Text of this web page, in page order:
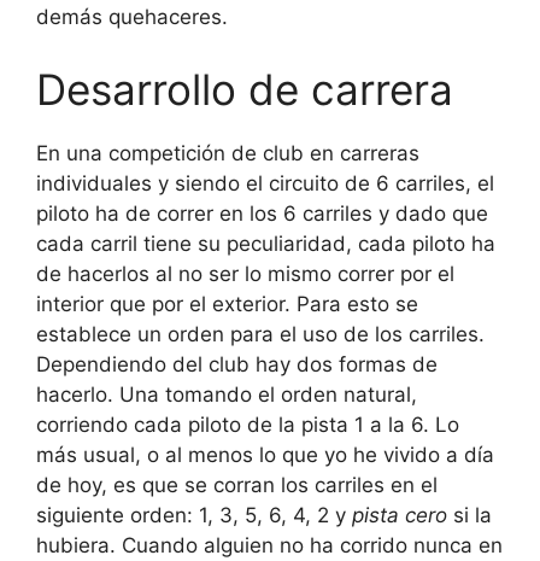
demás quehaceres.
Desarrollo de carrera
En una competición de club en carreras
individuales y siendo el circuito de 6 carriles, el
piloto ha de correr en los 6 carriles y dado que
cada carril tiene su peculiaridad, cada piloto ha
de hacerlos al no ser lo mismo correr por el
interior que por el exterior. Para esto se
establece un orden para el uso de los carriles.
Dependiendo del club hay dos formas de
hacerlo. Una tomando el orden natural,
corriendo cada piloto de la pista 1 a la 6. Lo
más usual, o al menos lo que yo he vivido a día
de hoy, es que se corran los carriles en el
siguiente orden: 1, 3, 5, 6, 4, 2 y pista cero si la
hubiera. Cuando alguien no ha corrido nunca en